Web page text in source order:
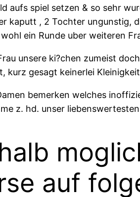
aufs spiel setzen & so sehr
kaputt , 2 Tochter ungunstig,
ein Runde uber weiteren
unsere ki?chen zumeist
kurz gesagt keinerlei
bemerken welches
z. hd. unser
auf